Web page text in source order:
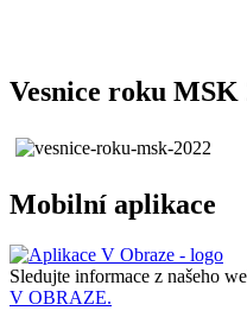
Vesnice roku MSK
Mobilní aplikace
Sledujte informace z našeho
V OBRAZE.